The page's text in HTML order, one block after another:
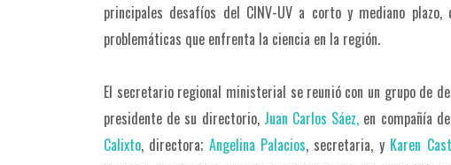
principales desafíos del CINV-UV a corto y mediano
problemáticas que enfrenta la ciencia en la región.
El secretario regional ministerial se reunió con un grupo de
presidente de su directorio,Juan Carlos Sáez, en compañía
Calixto, directora; Angelina Palacios, secretaria, y Karen